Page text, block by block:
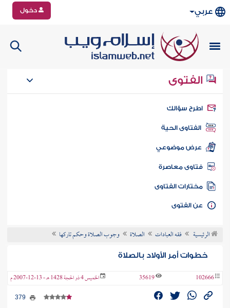
عربي دخول
الفتوى
سؤالك
الفتاوى الحية
عرض موضوعي
فتاوى معاصرة
مختارات الفتاوى
الفتوى
الرئيسية فقه العبادات الصلاة وجوب الصلاة وحكم تاركها
خطوات أمر الأولاد بالصلاة
102666
35619 الخميس 4 ذو الحجة 1428 هـ - 13-12-2007 م